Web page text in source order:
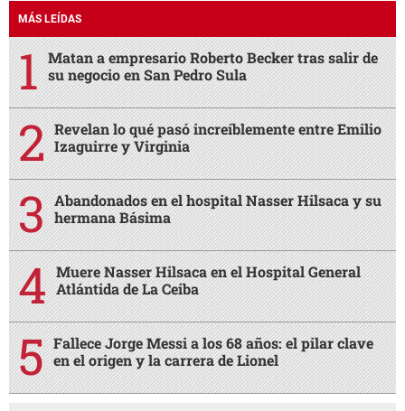
MÁS LEÍDAS
Matan a empresario Roberto Becker tras salir de
su negocio en San Pedro Sula
Revelan lo qué pasó increíblemente entre Emilio
Izaguirre y Virginia
Abandonados en el hospital Nasser Hilsaca y su
hermana Básima
Muere Nasser Hilsaca en el Hospital General
Atlántida de La Ceiba
Fallece Jorge Messi a los 68 años: el pilar clave
en el origen y la carrera de Lionel